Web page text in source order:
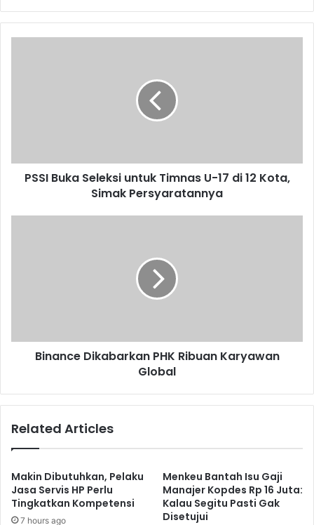
12
Kota,PSSI Buka Seleksi untuk Timnas U-17 di 12 Kota,
Simak Persyaratannya
Binance Dikabarkan PHK Ribuan Karyawan
Global
Related Articles
Makin Dibutuhkan, Pelaku
Jasa Servis HP Perlu
Tingkatkan Kompetensi
7 hours ago
Menkeu Bantah Isu Gaji
Manajer Kopdes Rp 16 Juta:
Kalau Segitu Pasti Gak
Disetujui